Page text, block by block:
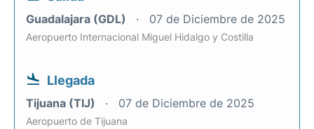
Guadalajara (GDL) 07 de Diciembre de 2025
Aeropuerto Internacional Miguel Hidalgo y Costilla
Llegada
Tijuana (TIJ) 07 de Diciembre de 2025
Aeropuerto de Tijuana